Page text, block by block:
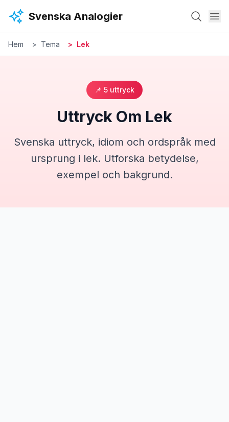
Svenska Analogier
Hem Tema Lek
📌 5 uttryck
Uttryck Om Lek
Svenska uttryck, idiom och ordspråk med
ursprung i lek. Utforska betydelse,
exempel och bakgrund.